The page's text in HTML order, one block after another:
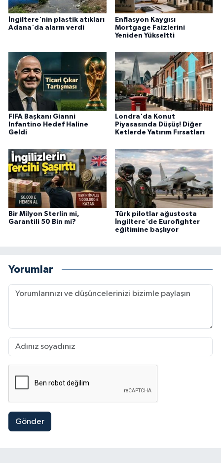
İngiltere'nin plastik atıkları
Adana'da alarm verdi
Enflasyon Kaygısı
Mortgage Faizlerini
Yeniden Yükseltti
FIFA Başkanı Gianni
Infantino Hedef Haline
Geldi
Londra'da Konut
Piyasasında Düşüş! Diğer
Ketlerde Yatırım Fırsatları
Bir Milyon Sterlin mi,
Garantili 50 Bin mi?
Türk pilotlar ağustosta
İngiltere'de Eurofighter
eğitimine başlıyor
Yorumlar
Gönder